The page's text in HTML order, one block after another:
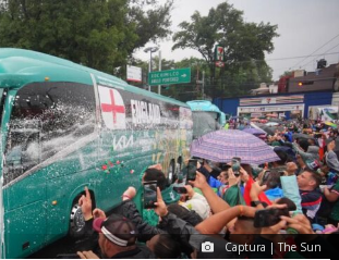
Captura | The Sun